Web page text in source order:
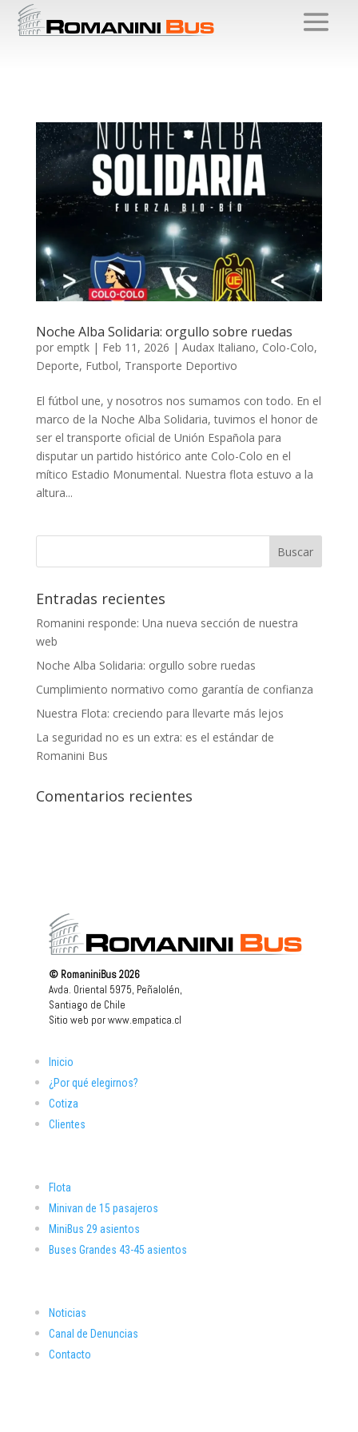
Noche Alba Solidaria: orgullo sobre ruedas
por emptk| Feb 11, 2026 | Audax Italiano, Colo-Colo,
Deporte, Futbol, Transporte Deportivo
El fútbol une, y nosotros nos sumamos con todo. En el
marco de la Noche Alba Solidaria, tuvimos el honor de
ser el transporte oficial de Unión Española para
disputar un partido histórico ante Colo-Colo en el
mítico Estadio Monumental. Nuestra flota estuvo a la
altura...
Entradas recientes
Romanini responde: Una nueva sección de nuestra
web
Noche Alba Solidaria: orgullo sobre ruedas
Cumplimiento normativo como garantía de confianza
Nuestra Flota: creciendo para llevarte más lejos
La seguridad no es un extra: es el estándar de
Romanini Bus
Comentarios recientes
© RomaniniBus 2026
Avda. Oriental 5975, Peñalolén,
Santiago de Chile
Sitio web porwww.empatica.cl
Inicio
¿Por qué elegirnos?
Cotiza
Clientes
Flota
Minivan de 15 pasajeros
MiniBus 29 asientos
Buses Grandes 43-45 asientos
Noticias
Canal de Denuncias
Contacto